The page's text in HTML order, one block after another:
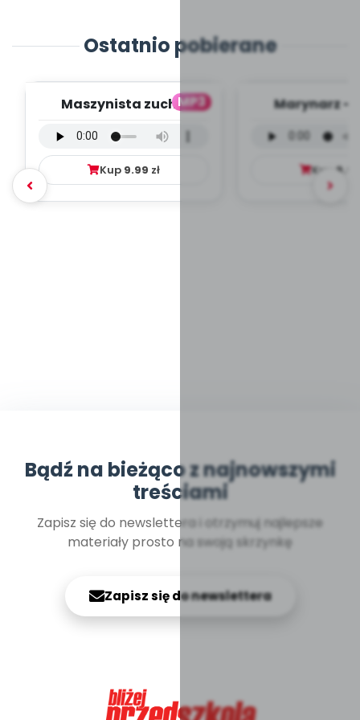
Ostatnio pobierane
MP3
Maszynista zuch -
mp3)
Kup 9.99 zł
Marynarz -
Kup 9.99
Bądź na bieżąco z najnowszymi
treściami
Zapisz się do newslettera i otrzymuj najlepsze
materiały prosto na swoją skrzynkę
Zapisz się do newslettera